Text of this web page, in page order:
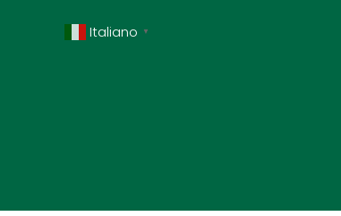
Italiano ▼